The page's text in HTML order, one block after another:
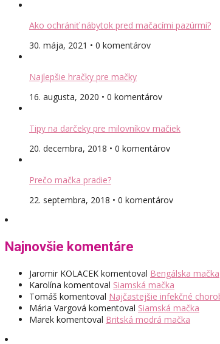
Ako ochrániť nábytok pred mačacími pazúrmi?
30. mája, 2021 • 0 komentárov
Najlepšie hračky pre mačky
16. augusta, 2020 • 0 komentárov
Tipy na darčeky pre milovníkov mačiek
20. decembra, 2018 • 0 komentárov
Prečo mačka pradie?
22. septembra, 2018 • 0 komentárov
Najnovšie komentáre
Jaromir KOLACEK komentoval Bengálska mačka
Karolína komentoval Siamská mačka
Tomáš komentoval Najčastejšie infekčné
Mária Vargová komentoval Siamská mačka
Marek komentoval Britská modrá mačka